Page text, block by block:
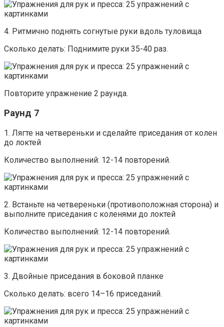
4. Ритмично поднять согнутые руки вдоль туловища
Сколько делать: Поднимите руки 35-40 раз.
Повторите упражнение 2 раунда.
Раунд 7
1. Лягте на четвереньки и сделайте приседания от колен
до локтей
Количество выполнений: 12-14 повторений.
2. Встаньте на четвереньки (противоположная сторона) и
выполните приседания с коленями до локтей
Количество выполнений: 12-14 повторений.
3. Двойные приседания в боковой планке
Сколько делать: всего 14–16 приседаний.